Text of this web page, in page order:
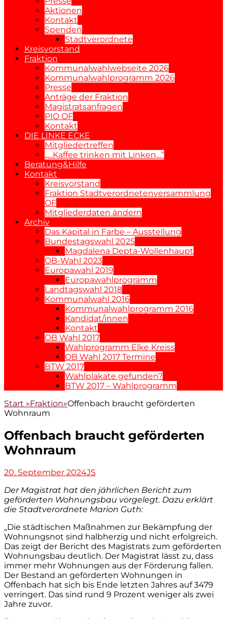
Aktionen
Kontakt
Spenden
Stadtverordnete
Kreisvorstand
Fraktion
Kommunalwahlwebseite 2026
Kommunalwahlprogramm 2026
Presse
Anträge der Fraktion
Magistratsanfragen
PIO OF
Kontakt
DIE LINKE ECKE
Mitgliedertreffen
„…Kaffee trinken mit Linken…“
Beratung&Hilfe
Kontakt
Kreisvorstand
Fraktion Stadtverordnetenversammlung
OF
Mitgliederdaten ändern
Archiv
Das Kapital in Farbe – Ausstellung
Bundestagswahl 2025
Magdalena Depta-Wollenhaupt
OB-Wahl 2023
Europawahl 2019
Europawahlprogramm
Landtagswahl 2018
Kommunalwahl 2016
Kommunalwahlprogramm 2016
Kandidat/innen
Kontakt
OB Wahl 2017
Wahlprogramm Elke Kreiss
OB Wahl 2017 Termine
BTW 2017
Wahlplakate gefunden?
BTW 2017 – Wahlprogramm
Start »Fraktion»Offenbach braucht geförderten
Wohnraum
Offenbach braucht geförderten
Wohnraum
Veröffentlicht
20. September 2024Autor
JS
Der Magistrat hat den jährlichen Bericht zum
geförderten Wohnungsbau vorgelegt. Dazu erklärt
die Stadtverordnete Marion Guth:
„Die städtischen Maßnahmen zur Bekämpfung der
Wohnungsnot sind halbherzig und nicht erfolgreich.
Das zeigt der Bericht des Magistrats zum geförderten
Wohnungsbau deutlich. Der Magistrat lässt zu, dass
immer mehr Wohnungen aus der Förderung fallen.
Der Bestand an geförderten Wohnungen in
Offenbach hat sich bis Ende letzten Jahres auf 3479
verringert. Das sind rund 9 Prozent weniger als zwei
Jahre zuvor.